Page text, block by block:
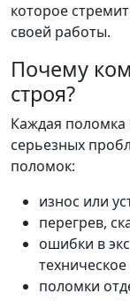
которое
своей работы.
Почему
строя?
Каждая
серьезных
поломок:
износ или
перегрев,
ошибки в
поломки